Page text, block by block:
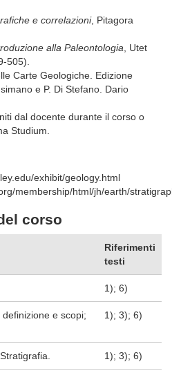
e correlazioni, Pitagora
alla Paleontologia , Utet
505).
Carte Geologiche. Edizione
e P. Di Stefano. Dario
dal docente durante il corso o
Studium.
exhibit/geology.html
membership/html/jh/earth/
corso
Riferimenti
testi
1); 6)
e scopi;
1); 3); 6)
1); 3); 6)